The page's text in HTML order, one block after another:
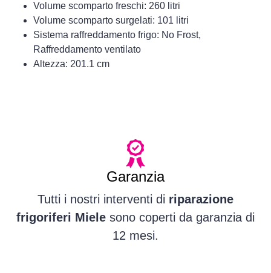
Volume scomparto freschi: 260 litri
Volume scomparto surgelati: 101 litri
Sistema raffreddamento frigo: No Frost,
Raffreddamento ventilato
Altezza: 201.1 cm
Garanzia
Tutti i nostri interventi di riparazione
frigoriferi Miele sono coperti da garanzia di
12 mesi.